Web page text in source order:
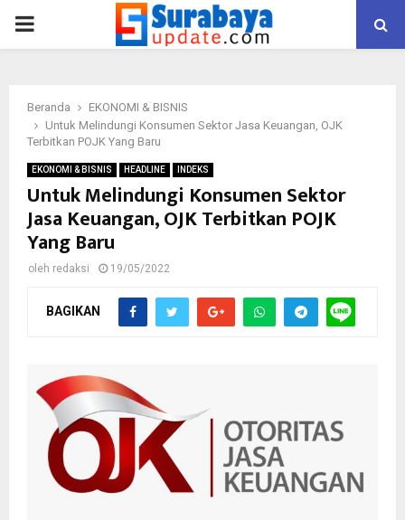
PRIMARY
Beranda
EKONOMI & BISNIS
Untuk Melindungi Konsumen Sektor Jasa Keuangan, OJK
Terbitkan POJK Yang Baru
EKONOMI & BISNIS HEADLINE INDEKS
Untuk Melindungi Konsumen Sektor
Jasa Keuangan, OJK Terbitkan POJK
Yang Baru
oleh redaksi 19/05/2022
BAGIKAN